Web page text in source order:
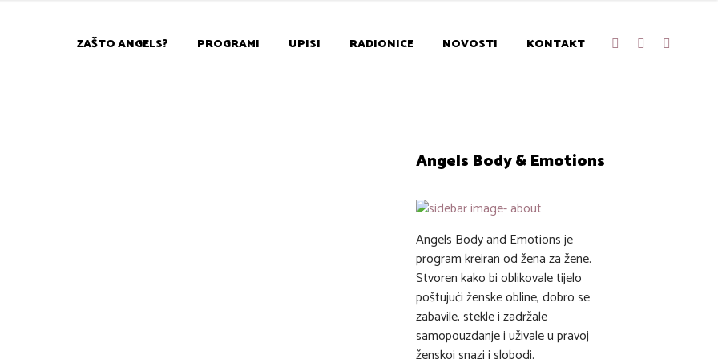
ZAŠTO ANGELS? PROGRAMI UPISI RADIONICE NOVOSTI KONTAKT
Angels Body & Emotions
Angels Body and Emotions je
program kreiran od žena za žene.
Stvoren kako bi oblikovale tijelo
poštujući ženske obline, dobro se
zabavile, stekle i zadržale
samopouzdanje i uživale u pravoj